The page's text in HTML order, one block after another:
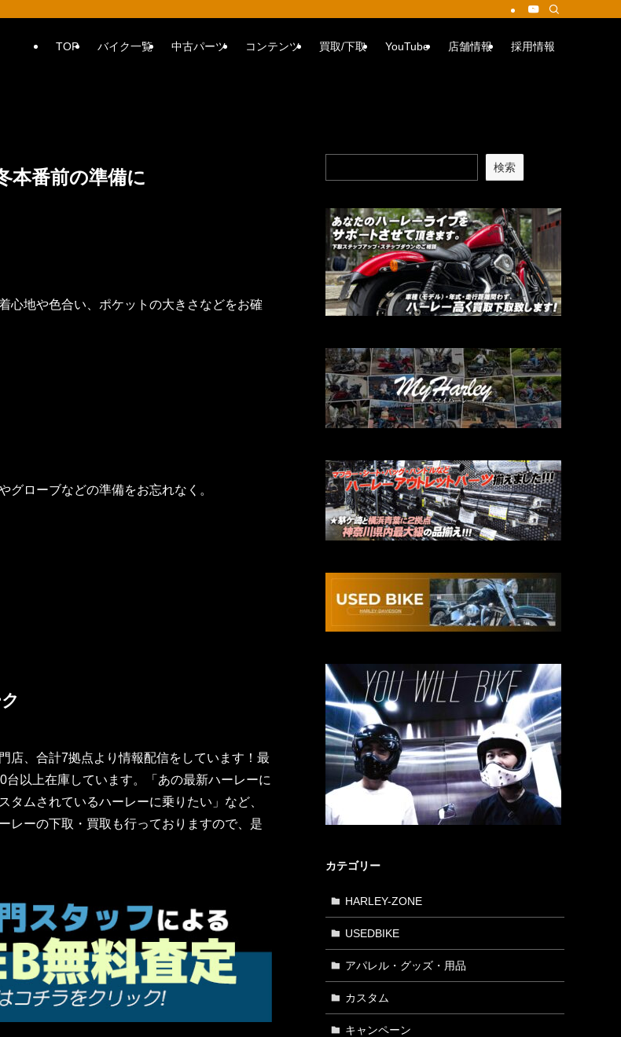
TOP バイク一覧 中古パーツ コンテンツ 買取/下取 YouTube 店舗情報 採用情報
本番前の準備に
心地や色合い、ポケットの大きさなどをお確
ローブなどの準備をお忘れなく。
店、合計7拠点より情報配信をしています！最
以上在庫しています。「あの最新ハーレーに
ムされているハーレーに乗りたい」など、
レーの下取・買取も行っておりますので、是
検索
カテゴリー
HARLEY-ZONE
USEDBIKE
アパレル・グッズ・用品
カスタム
キャンペーン